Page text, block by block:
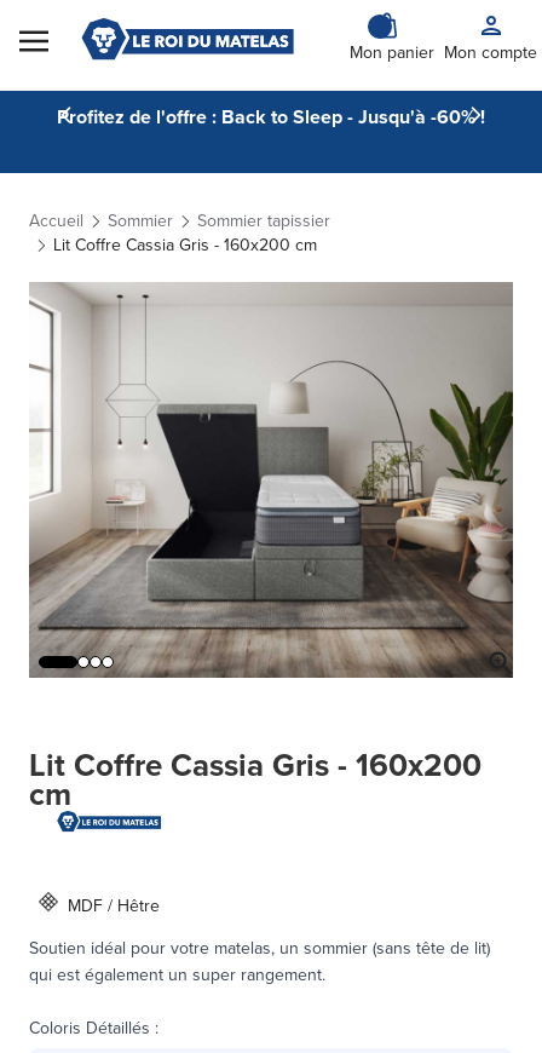
Skip to Content
Mon panier Mon compte
Profitez de l'offre : Back to Sleep - Jusqu'à -60% !
Accueil Sommier
Sommier tapissier
Lit Coffre Cassia Gris - 160x200 cm
Lit Coffre Cassia Gris - 160x200
cm
MDF / Hêtre
Soutien idéal pour votre matelas, un sommier (sans tête de lit)
qui est également un super rangement.
Coloris Détaillés :